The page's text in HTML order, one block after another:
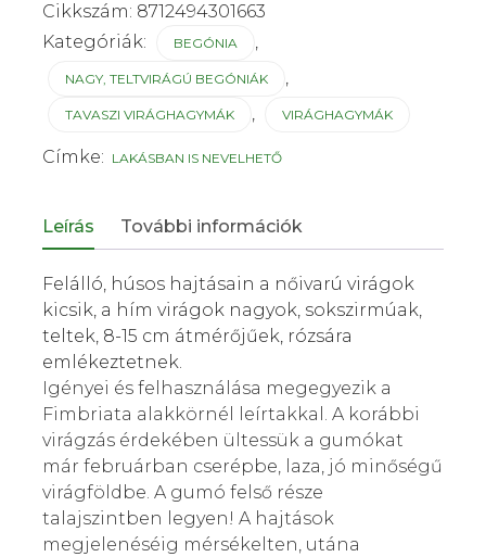
Cikkszám: 8712494301663
Kategóriák:
BEGÓNIA ,
NAGY, TELTVIRÁGÚ BEGÓNIÁK ,
TAVASZI VIRÁGHAGYMÁK , VIRÁGHAGYMÁK
Címke: LAKÁSBAN IS NEVELHETŐ
Leírás További információk
Felálló, húsos hajtásain a nőivarú virágok
kicsik, a hím virágok nagyok, sokszirmúak,
teltek, 8-15 cm átmérőjűek, rózsára
emlékeztetnek.
Igényei és felhasználása megegyezik a
Fimbriata alakkörnél leírtakkal. A korábbi
virágzás érdekében ültessük a gumókat
már februárban cserépbe, laza, jó minőségű
virágföldbe. A gumó felső része
talajszintben legyen! A hajtások
megjelenéséig mérsékelten, utána